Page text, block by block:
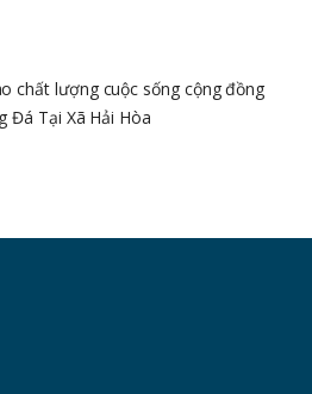
chất lượng cuộc sống cộng đồng
Đá Tại Xã Hải Hòa